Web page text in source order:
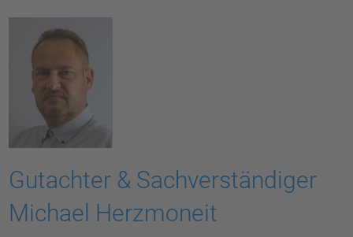
Gutachter & Sachverständiger
Michael Herzmoneit